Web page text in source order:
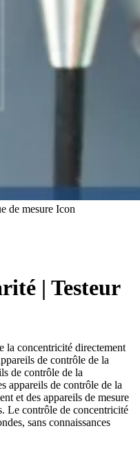
| Testeur
la concentricité directement
de contrôle de la
de contrôle de la
appareils de contrôle de la
et des appareils de mesure
Le contrôle de concentricité
sans connaissances